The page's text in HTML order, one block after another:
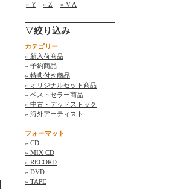
» Y
» Z » V.A
▽絞り込み
カテゴリー
» 新入荷商品
» 予約商品
» 特典付き商品
» オリジナルセット商品
» ベストセラー商品
» 中古・デッドストック
» 海外アーティスト
フォーマット
» CD
» MIX CD
» RECORD
» DVD
» TAPE